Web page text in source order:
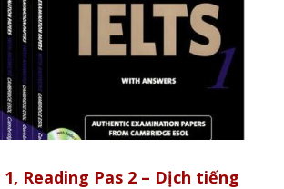
Reading Pas 2 – Dịch tiếng